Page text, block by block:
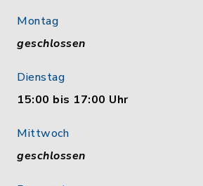
Montag
geschlossen
Dienstag
15:00 bis 17:00 Uhr
Mittwoch
geschlossen